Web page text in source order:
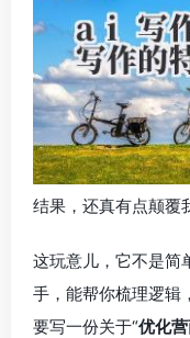
结果，还真有点颠覆
这玩意儿，它不是简
手，能帮你梳理逻辑
要写一份关于“优化